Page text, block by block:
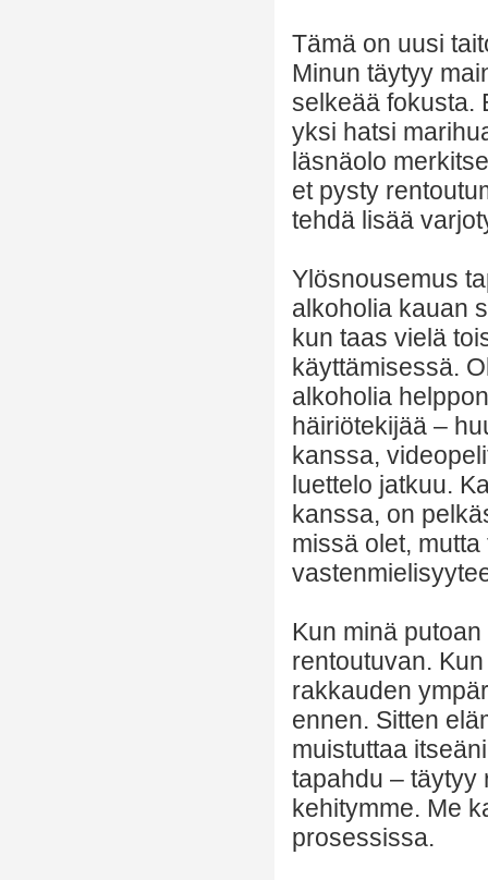
Tämä on uusi
Minun täytyy
selkeää fokusta.
yksi hatsi
läsnäolo
et pysty
tehdä lisää
Ylösnousemus
alkoholia kauan
kun taas vielä
käyttämisessä.
alkoholia
häiriötekijää –
kanssa,
luettelo jatkuu.
kanssa, on
missä olet,
Kun minä
rentoutuvan.
rakkauden
ennen. Sitten
muistuttaa
tapahdu – täytyy
kehitymme. Me
prosessissa.